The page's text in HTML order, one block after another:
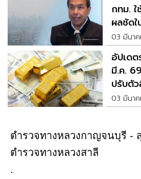
กทม. ใ
ผลชัด
03 มีนา
อัปเด
มี.ค.
ปรับตั
03 มีนา
ตำรวจทางหลวงกาญจนบุรี -
ตำรวจทางหลวงสาลี
.